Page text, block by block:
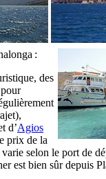
:
des
d’Agios
prix de la
selon le port de
est bien sûr depuis